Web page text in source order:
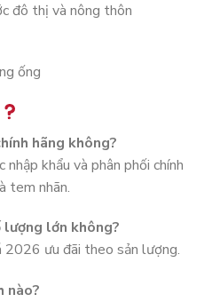
đô thị và nông thôn
ống
hãng không?
khẩu và phân phối chính
tem nhãn.
lượng lớn không?
2026 ưu đãi theo sản lượng.
nào?